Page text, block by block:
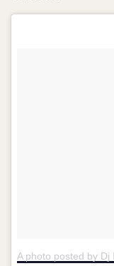
A photo posted by